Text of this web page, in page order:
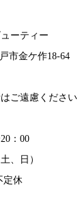
ーティー
市金ケ作18-64
ご遠慮ください
：00
、日）
定休